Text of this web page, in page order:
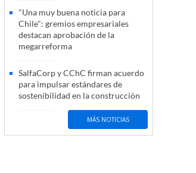
"Una muy buena noticia para
Chile": gremios empresariales
destacan aprobación de la
megarreforma
SalfaCorp y CChC firman acuerdo
para impulsar estándares de
sostenibilidad en la construcción
MÁS NOTICIAS